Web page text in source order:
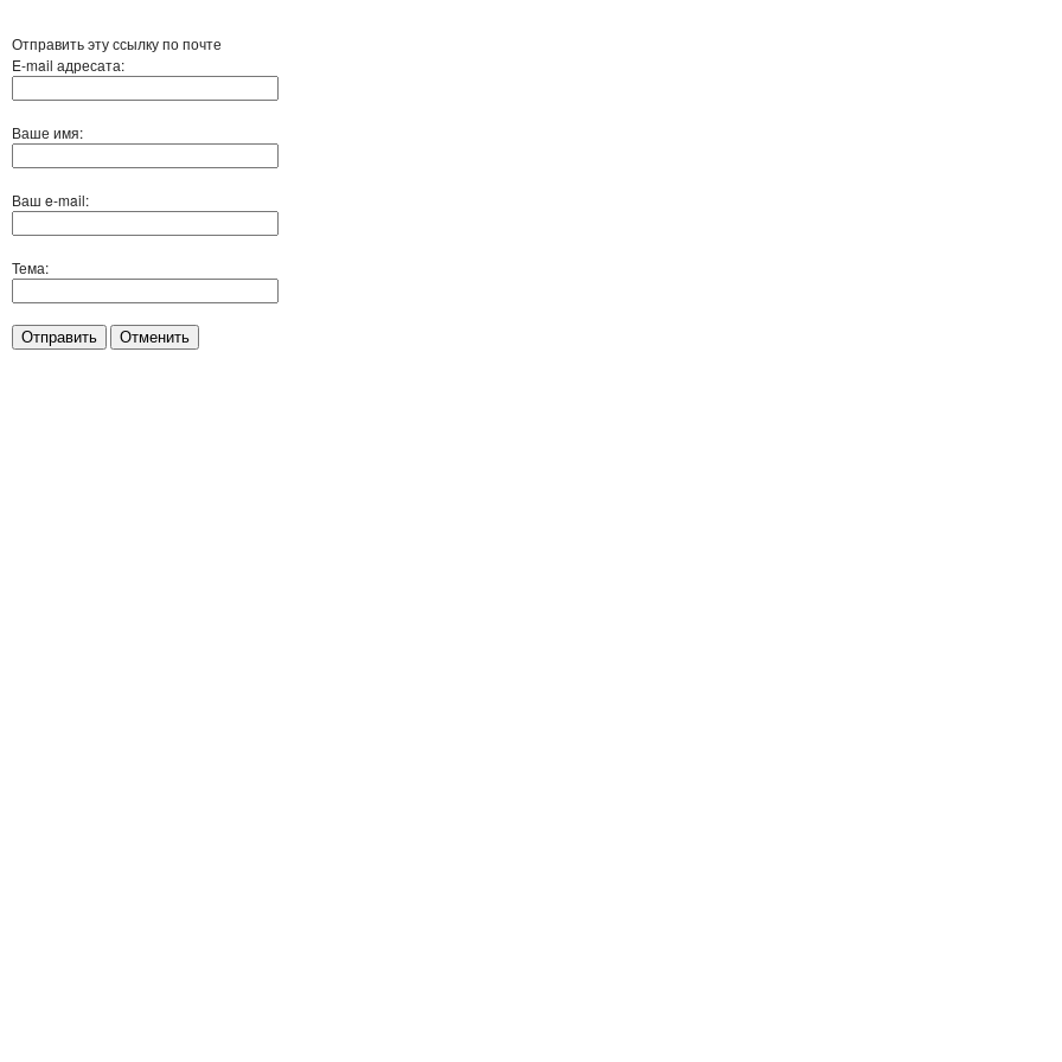
Отправить эту ссылку по почте
E-mail адресата:
Ваше имя:
Ваш e-mail:
Тема:
Отправить Отменить